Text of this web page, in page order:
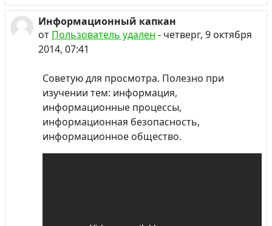
Информационный капкан
от Пользователь удален - четверг, 9 октября
2014, 07:41
Советую для просмотра. Полезно при
изучении тем: информация,
информационные процессы,
информационная безопасность,
информационное общество.